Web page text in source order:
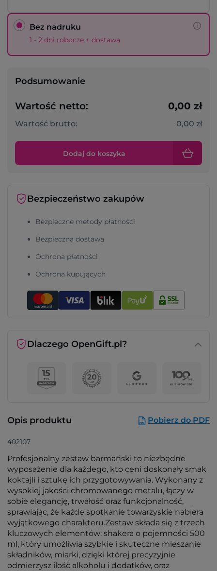
Bez nadruku
1 - 2 dni robocze + dostawa
Podsumowanie
Wartość netto: 0,00 zł
Wartość brutto: 0,00 zł
Dodaj do koszyka
Bezpieczeństwo zakupów
Bezpieczne metody płatności
Bezpieczna dostawa
Ochrona płatności
Ochrona kupujących
Dlaczego OpenGift.pl?
Opis produktu Pobierz do PDF
402107
Profesjonalny zestaw barmański to niezbędne
wyposażenie dla każdego, kto ceni doskonały smak
koktajli i sztukę ich przygotowywania. Wykonany z
wysokiej jakości chromowanego metalu, łączy w
sobie elegancję, trwałość oraz funkcjonalność,
sprawiając, że każde spotkanie towarzyskie nabiera
wyjątkowego charakteru.Zestaw składa się z trzech
kluczowych elementów: shakera o pojemności 500
ml, który umożliwia szybkie i skuteczne mieszanie
składników, miarki, dzięki której precyzyjnie
odmierzysz ilość alkoholu i dodatków, oraz